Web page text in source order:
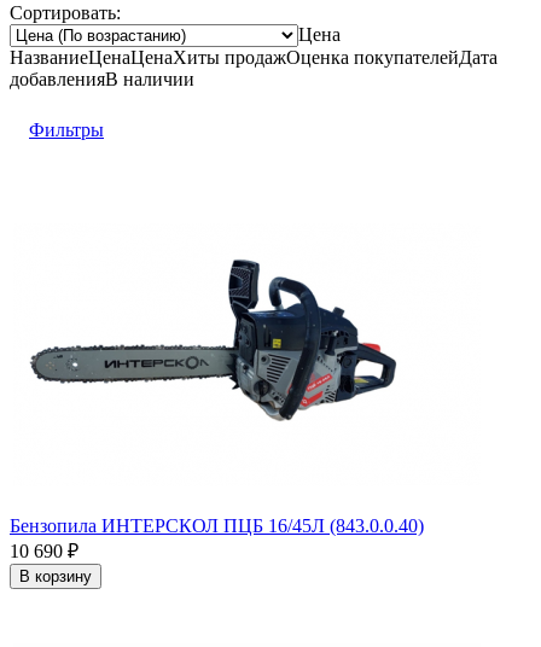
Сортировать:
Цена
НазваниеЦенаЦенаХиты продажОценка покупателейДата
добавленияВ наличии
Фильтры
Бензопила ИНТЕРСКОЛ ПЦБ 16/45Л (843.0.0.40)
10 690 ₽
В корзину